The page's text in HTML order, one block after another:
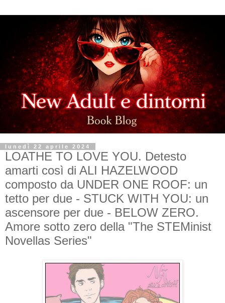
lunedì 22 aprile 2024
LOATHE TO LOVE YOU. Detesto
amarti così di ALI HAZELWOOD
composto da UNDER ONE ROOF: un
tetto per due - STUCK WITH YOU: un
ascensore per due - BELOW ZERO.
Amore sotto zero della "The STEMinist
Novellas Series"